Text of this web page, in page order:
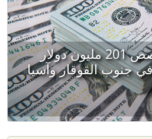
روبيو: واشنطن تخصص 201 مليون دولار
جنوب القوقاز وآسيا